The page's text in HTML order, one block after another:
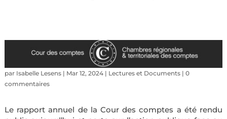
par Isabelle Lesens| Mar 12, 2024| Lectures et Documents| 0
commentaires
Le rapport annuel de la Cour des comptes a été rendu